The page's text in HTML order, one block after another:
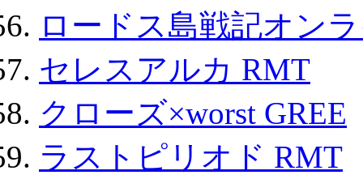
ロードス島戦記オン
セレスアルカ RMT
クローズ×worst GREE
ラストピリオド RMT